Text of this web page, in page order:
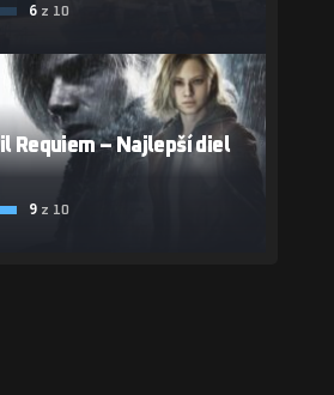
6 z 10
Requiem – Najlepší diel
9 z 10